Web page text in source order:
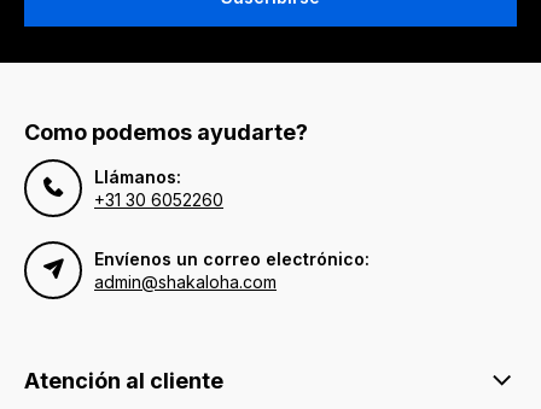
Como podemos ayudarte?
Llámanos:
+31 30 6052260
Envíenos un correo electrónico:
admin@shakaloha.com
Atención al cliente